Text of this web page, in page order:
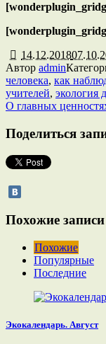
14.12.2018
Автор admin
человека, как
учителей, экология
О главных
Поделиться
Похожие записи
Похожие
Популярные
Последние
Экокалендарь. Август